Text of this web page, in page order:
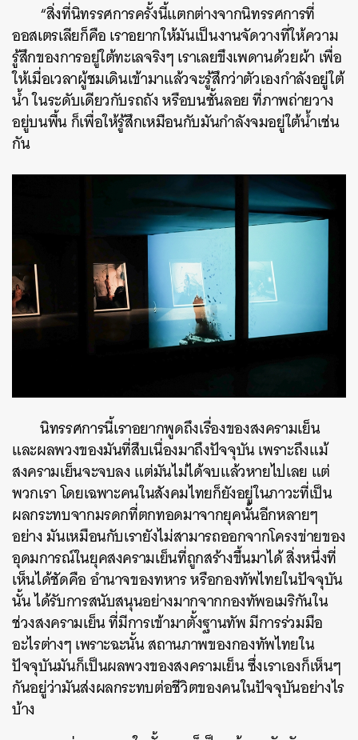
“สิ่งที่นิทรรศการครั้งนี้แตกต่างจากนิทรรศการที่
ออสเตรเลียก็คือ เราอยากให้มันเป็นงานจัดวางที่ให้ความ
รู้สึกของการอยู่ใต้ทะเลจริงๆ เราเลยขึงเพดานด้วยผ้า เพื่อ
ให้เมื่อเวลาผู้ชมเดินเข้ามาแล้วจะรู้สึกว่าตัวเองกำลังอยู่ใต้
น้ำ ในระดับเดียวกับรถถัง หรือบนชั้นลอย ที่ภาพถ่ายวาง
อยู่บนพื้น ก็เพื่อให้รู้สึกเหมือนกับมันกำลังจมอยู่ใต้น้ำเช่น
กัน
นิทรรศการนี้เราอยากพูดถึงเรื่องของสงครามเย็น
และผลพวงของมันที่สืบเนื่องมาถึงปัจจุบัน เพราะถึงแม้
สงครามเย็นจะจบลง แต่มันไม่ได้จบแล้วหายไปเลย แต่
พวกเรา โดยเฉพาะคนในสังคมไทยก็ยังอยู่ในภาวะที่เป็น
ผลกระทบจากมรดกที่ตกทอดมาจากยุคนั้นอีกหลายๆ
อย่าง มันเหมือนกับเรายังไม่สามารถออกจากโครงข่ายของ
อุดมการณ์ในยุคสงครามเย็นที่ถูกสร้างขึ้นมาได้ สิ่งหนึ่งที่
เห็นได้ชัดคือ อำนาจของทหาร หรือกองทัพไทยในปัจจุบัน
นั้น ได้รับการสนับสนุนอย่างมากจากกองทัพอเมริกันใน
ช่วงสงครามเย็น ที่มีการเข้ามาตั้งฐานทัพ มีการร่วมมือ
อะไรต่างๆ เพราะฉะนั้น สถานภาพของกองทัพไทยใน
ปัจจุบันมันก็เป็นผลพวงของสงครามเย็น ซึ่งเราเองก็เห็นๆ
กันอยู่ว่ามันส่งผลกระทบต่อชีวิตของคนในปัจจุบันอย่างไร
บ้าง